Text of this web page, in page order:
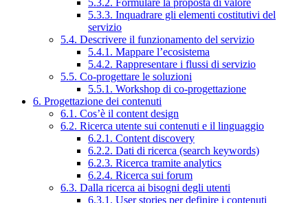
5.3.3. Inquadrare gli elementi costitutivi del
servizio
5.4. Descrivere il funzionamento del servizio
5.4.1. Mappare l’ecosistema
5.4.2. Rappresentare i flussi di servizio
5.5. Co-progettare le soluzioni
5.5.1. Workshop di co-progettazione
6. Progettazione dei contenuti
6.1. Cos’è il content design
6.2. Ricerca utente sui contenuti e il linguaggio
6.2.1. Content discovery
6.2.2. Dati di ricerca (search keywords)
6.2.3. Ricerca tramite analytics
6.2.4. Ricerca sui forum
6.3. Dalla ricerca ai bisogni degli utenti
6.3.1. User stories per definire i contenuti